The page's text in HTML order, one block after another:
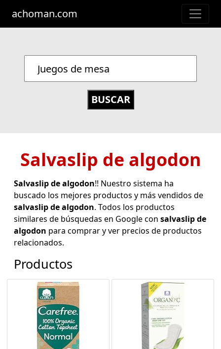
achoman.com
Salvaslip de algodon
Salvaslip de algodon!! Nuestro sistema ha
buscado los mejores productos y más vendidos de
salvaslip de algodon. Todos los productos
similares de búsquedas en Google con salvaslip de
algodon para comprar y ver precios de productos
relacionados.
Productos